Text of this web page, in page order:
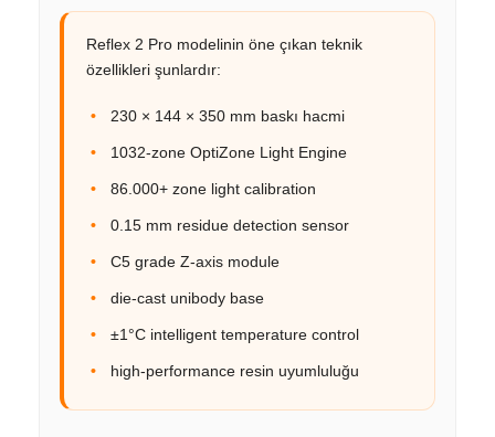
Reflex 2 Pro modelinin öne çıkan teknik
özellikleri şunlardır:
230 × 144 × 350 mm baskı hacmi
1032-zone OptiZone Light Engine
86.000+ zone light calibration
0.15 mm residue detection sensor
C5 grade Z-axis module
die-cast unibody base
±1°C intelligent temperature control
high-performance resin uyumluluğu